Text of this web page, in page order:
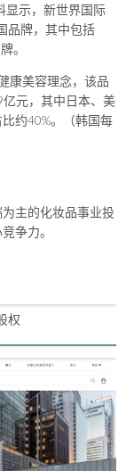
显示，新世界国际
品牌，其中包括
。
康美容理念，该品
元，其中日本、美
约40%。（韩国每
主的化妆品事业投
争力。
权